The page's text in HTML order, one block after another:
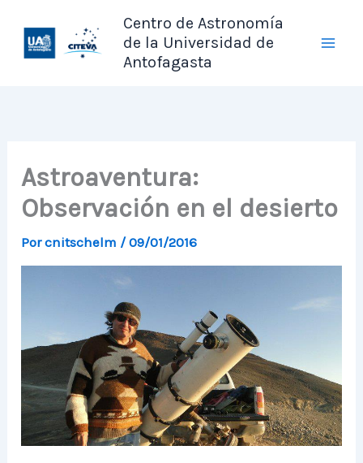
contenido
Centro de Astronomía
de la Universidad de
Antofagasta
Astroaventura:
Observación en el desierto
Porcnitschelm /09/01/2016